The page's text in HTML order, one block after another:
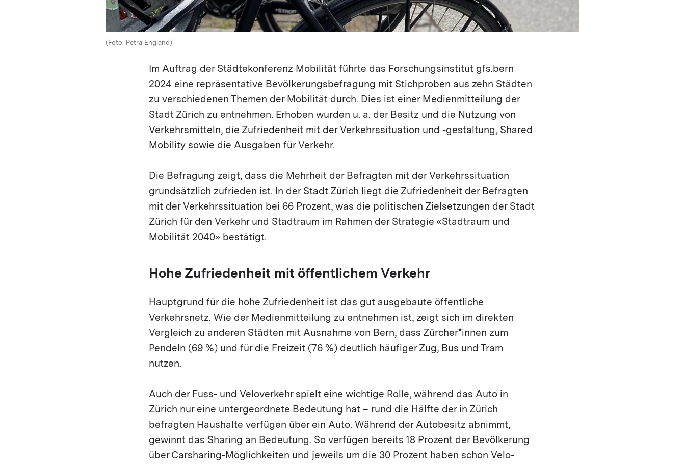
(Foto: Petra England)
Im Auftrag der Städtekonferenz Mobilität führte das Forschungsinstitut gfs.bern
2024 eine repräsentative Bevölkerungsbefragung mit Stichproben aus zehn Städten
zu verschiedenen Themen der Mobilität durch. Dies ist einer Medienmitteilung der
Stadt Zürich zu entnehmen. Erhoben wurden u. a. der Besitz und die Nutzung von
Verkehrsmitteln, die Zufriedenheit mit der Verkehrssituation und -gestaltung, Shared
Mobility sowie die Ausgaben für Verkehr.
Die Befragung zeigt, dass die Mehrheit der Befragten mit der Verkehrssituation
grundsätzlich zufrieden ist. In der Stadt Zürich liegt die Zufriedenheit der Befragten
mit der Verkehrssituation bei 66 Prozent, was die politischen Zielsetzungen der Stadt
Zürich für den Verkehr und Stadtraum im Rahmen der Strategie «Stadtraum und
Mobilität 2040» bestätigt.
Hohe Zufriedenheit mit öffentlichem Verkehr
Hauptgrund für die hohe Zufriedenheit ist das gut ausgebaute öffentliche
Verkehrsnetz. Wie der Medienmitteilung zu entnehmen ist, zeigt sich im direkten
Vergleich zu anderen Städten mit Ausnahme von Bern, dass Zürcher*innen zum
Pendeln (69 %) und für die Freizeit (76 %) deutlich häufiger Zug, Bus und Tram
nutzen.
Auch der Fuss- und Veloverkehr spielt eine wichtige Rolle, während das Auto in
Zürich nur eine untergeordnete Bedeutung hat – rund die Hälfte der in Zürich
befragten Haushalte verfügen über ein Auto. Während der Autobesitz abnimmt,
gewinnt das Sharing an Bedeutung. So verfügen bereits 18 Prozent der Bevölkerung
über Carsharing-Möglichkeiten und jeweils um die 30 Prozent haben schon Velo-